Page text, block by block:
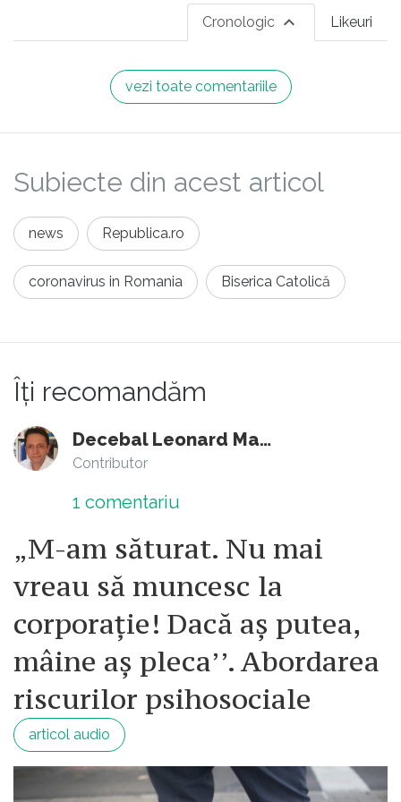
Likeuri
Cronologic
vezi toate comentariile
Subiecte din acest articol
news Republica.ro
coronavirus in Romania Biserica Catolică
Îți recomandăm
Decebal Leonard Marin
Contributor
1 comentariu
„M-am săturat. Nu mai
vreau să muncesc la
corporație! Dacă aș putea,
mâine aș pleca’’. Abordarea
riscurilor psihosociale
articol audio